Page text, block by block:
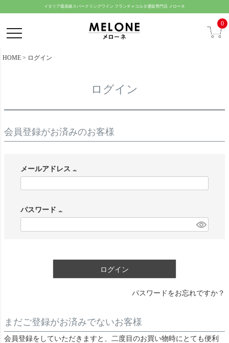
イタリア最高級スパークリングワイン フランチャコルタ通販専門店 メローネ
0
HOME ログイン
ログイン
会員登録がお済みのお客様
メールアドレス
(
須
)
パスワード
須
ログイン
パスワードをお忘れですか？
まだご登録がお済みでないお客様
会員登録をしていただきますと、二度目のお買い物時にとても便利
ジト
ップ